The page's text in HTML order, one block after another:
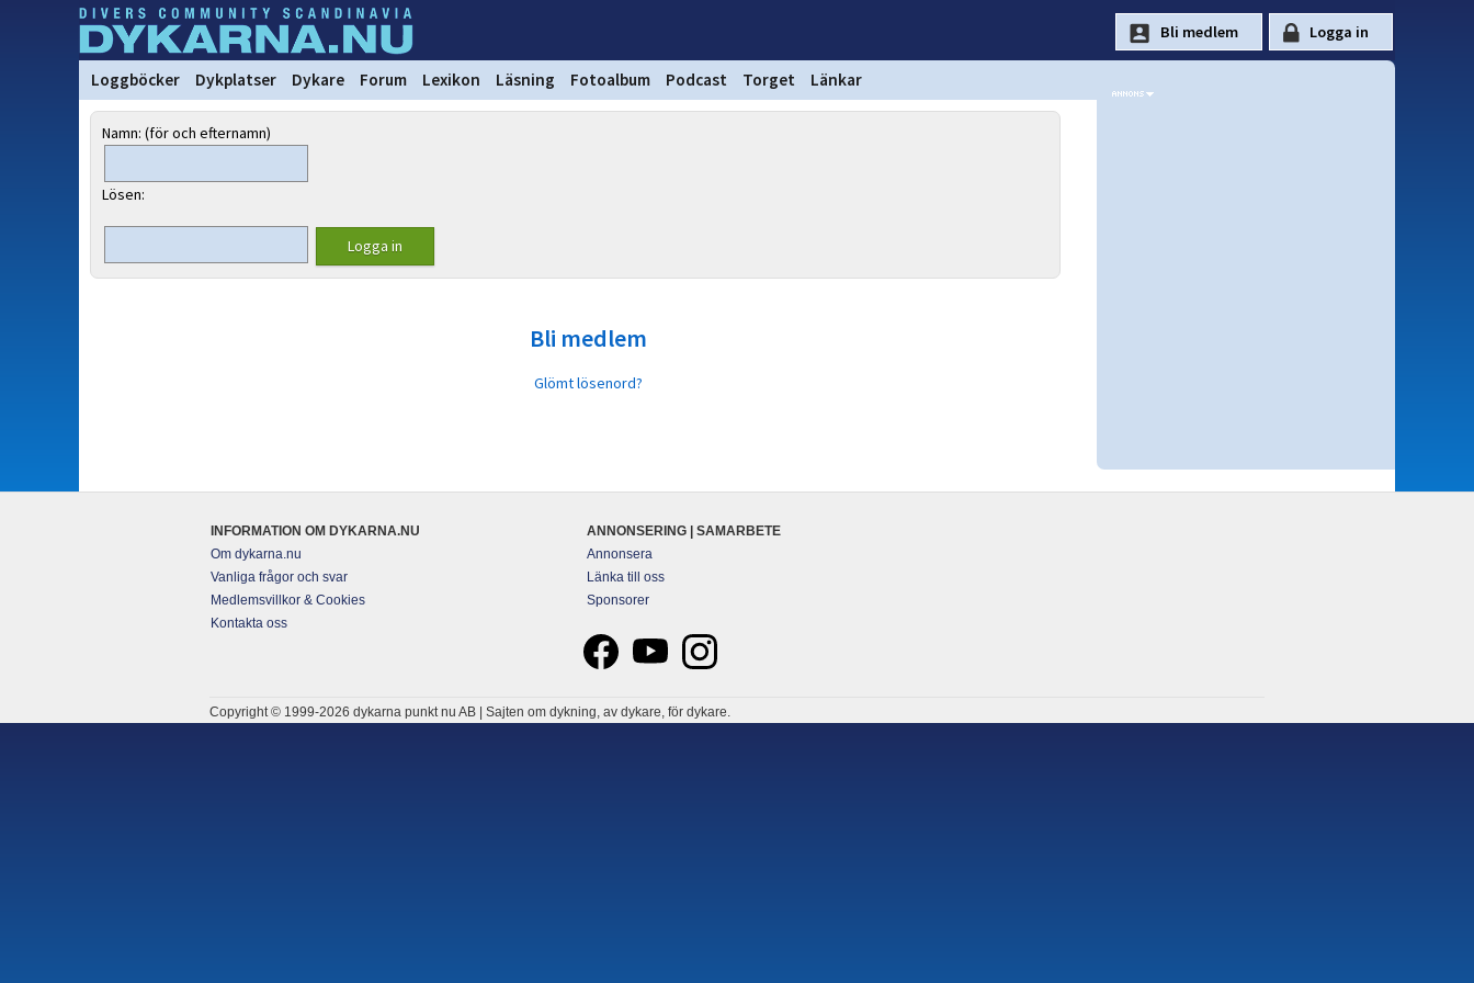
Loggböcker Dykplatser Dykare Forum Lexikon Läsning Fotoalbum Podcast Torget Länkar
Namn: (för och efternamn)
Lösen:
Bli medlem
Glömt lösenord?
INFORMATION OM DYKARNA.NU
Om dykarna.nu
Vanliga frågor och svar
Medlemsvillkor & Cookies
Kontakta oss
ANNONSERING | SAMARBETE
Annonsera
Länka till oss
Sponsorer
Copyright © 1999-2026 dykarna punkt nu AB | Sajten om dykning, av dykare, för dykare.